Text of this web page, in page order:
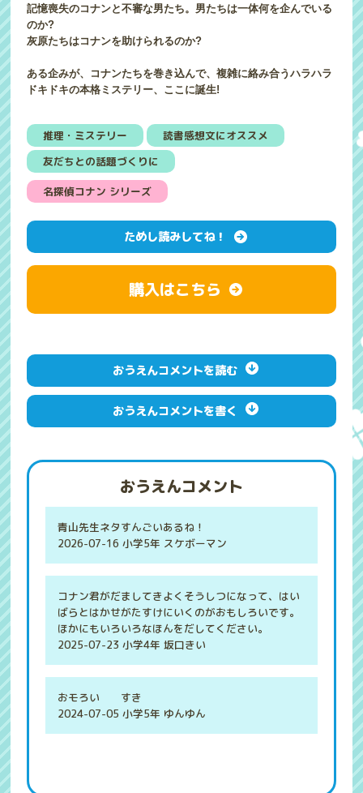
記憶喪失のコナンと不審な男たち。男たちは一体何を企んでいる
のか?
灰原たちはコナンを助けられるのか?
ある企みが、コナンたちを巻き込んで、複雑に絡み合うハラハラ
ドキドキの本格ミステリー、ここに誕生!
推理・ミステリー
読書感想文にオススメ
友だちとの話題づくりに
名探偵コナン シリーズ
ためし読みしてね！
購入はこちら
おうえんコメントを読む
おうえんコメントを書く
おうえんコメント
青山先生ネタすんごいあるね！
2026-07-16 小学5年 スケボーマン
コナン君がだましてきよくそうしつになって、はい
ばらとはかせがたすけにいくのがおもしろいです。
ほかにもいろいろなほんをだしてください。
2025-07-23 小学4年 坂口きい
おモろい すき
2024-07-05 小学5年 ゆんゆん